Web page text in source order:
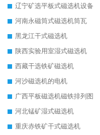
辽宁矿选平板式磁选机设备
河南永磁筒式磁选机筒瓦
黑龙江干式磁选机
陕西实验用室湿式磁选机
西藏干选铁矿磁选机
河沙磁选机的电机
广西平板磁选机磁铁排列图
河北锰矿湿式磁选机
重庆赤铁矿干式磁选机